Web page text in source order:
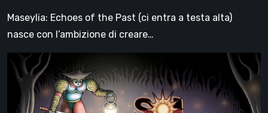
Maseylia: Echoes of the Past (ci entra a testa alta)
nasce con l’ambizione di creare…
Cesto
Recensione: